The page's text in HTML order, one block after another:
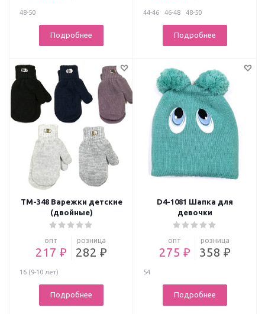
48-50
Подробнее
44-46 46-48 48-50
Подробнее
ТМ-348 Варежки детские
(двойные)
опт
217 ₽
розница
282 ₽
16 (9-10 лет)
Подробнее
D4-1081 Шапка для
девочки
опт
275 ₽
розница
358 ₽
54
Подробнее